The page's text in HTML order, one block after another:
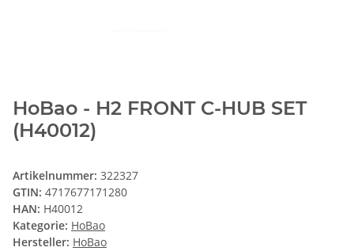
HoBao - H2 FRONT C-HUB SET
(H40012)
Artikelnummer: 322327
GTIN: 4717677171280
HAN: H40012
Kategorie: HoBao
Hersteller: HoBao